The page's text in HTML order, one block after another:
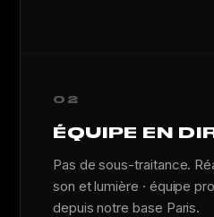
02
ÉQUIPE EN
Pas de sous-traitance.
son et lumière · équipe
depuis notre base Paris.